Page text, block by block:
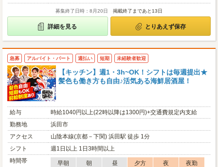
募集終了日時：8月20日 掲載終了まであと13日
詳細を見る とりあえず保存
急募 アルバイト・パート 週払い 短期 未経験者歓迎
【キッチン】週1・3h~OK！シフトは毎週提出★
髪色も働き方も自由♪活気ある海鮮居酒屋！
給与
時給1040円以上(22時以降は1300円)+交通費規定内支給
勤務地
浜田市
アクセス
山陰本線(京都－下関) 浜田駅 徒歩 1分
シフト
週1日以上 1日3時間以上
時間帯
早朝 朝 昼 夕方 夜
夜勤